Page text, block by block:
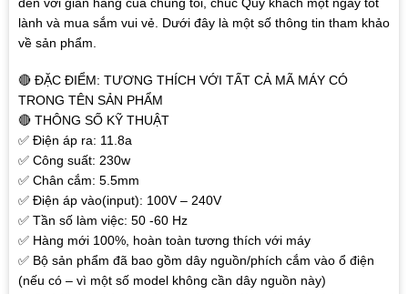
đến với gian hàng của chúng tôi, chúc Quý khách một ngày tốt
lành và mua sắm vui vẻ. Dưới đây là một số thông tin tham khảo
về sản phẩm.
🔴 ĐẶC ĐIỂM: TƯƠNG THÍCH VỚI TẤT CẢ MÃ MÁY CÓ
TRONG TÊN SẢN PHẨM
🔴 THÔNG SỐ KỸ THUẬT
✅ Điện áp ra: 11.8a
✅ Công suất: 230w
✅ Chân cắm: 5.5mm
✅ Điện áp vào(input): 100V – 240V
✅ Tần số làm việc: 50 -60 Hz
✅ Hàng mới 100%, hoàn toàn tương thích với máy
✅ Bộ sản phẩm đã bao gồm dây nguồn/phích cắm vào ổ điện
(nếu có – vì một số model không cần dây nguồn này)